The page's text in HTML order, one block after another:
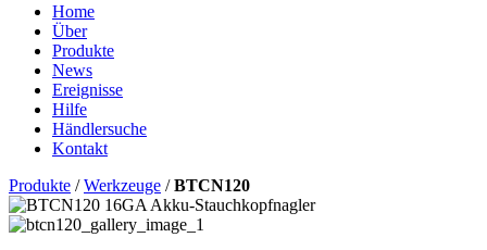
Home
Über
Produkte
News
Ereignisse
Hilfe
Händlersuche
Kontakt
Produkte /Werkzeuge /BTCN120